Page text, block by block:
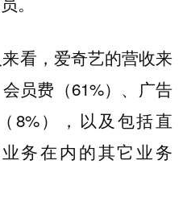
看，爱奇艺的营收来
员费（61%）、广告
8%），以及包括直
务在内的其它业务